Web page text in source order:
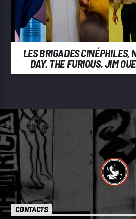
LES BRIGADES CINÉPHILES,
DAY, THE FURIOUS, JIM
BACKROOMS, GHOST
CONTACTS